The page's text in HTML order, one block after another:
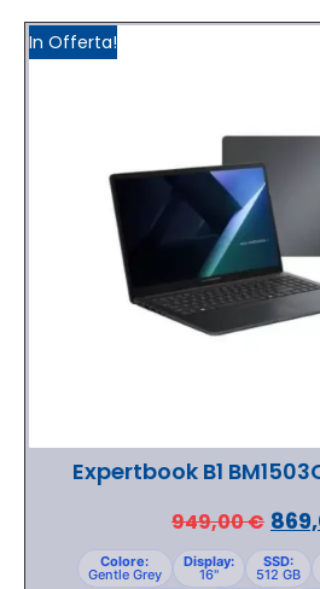
In Offerta!
Expertbook B1
949,00€
Colore:
Gentle Grey
Display:
16"
SSD:
512 GB